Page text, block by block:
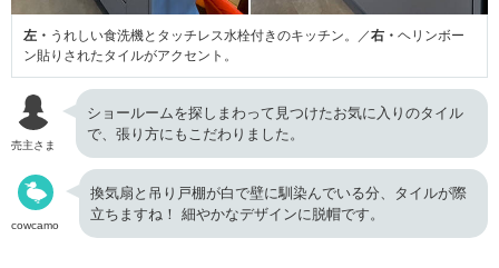
左・ うれしい食洗機とタッチレス水栓付きのキッチン。／右・ ヘリンボー
ン貼りされたタイルがアクセント。
売主さま
ショールームを探しまわって見つけたお気に入りのタイル
で、張り方にもこだわりました。
cowcamo
換気扇と吊り戸棚が白で壁に馴染んでいる分、タイルが際
立ちますね！ 細やかなデザインに脱帽です。